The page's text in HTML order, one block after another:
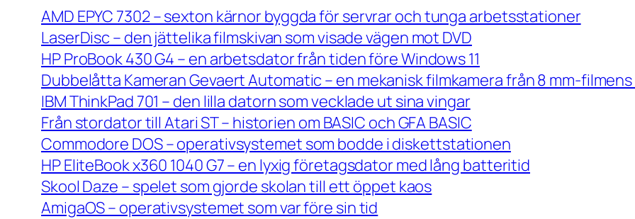
AMD EPYC 7302 – sexton kärnor byggda för servrar och tunga arbetsstationer
LaserDisc – den jättelika filmskivan som visade vägen mot DVD
HP ProBook 430 G4 – en arbetsdator från tiden före Windows 11
Dubbelåtta Kameran Gevaert Automatic – en mekanisk filmkamera från 8 mm-
IBM ThinkPad 701 – den lilla datorn som vecklade ut sina vingar
Från stordator till Atari ST – historien om BASIC och GFA BASIC
Commodore DOS – operativsystemet som bodde i diskettstationen
HP EliteBook x360 1040 G7 – en lyxig företagsdator med lång batteritid
Skool Daze – spelet som gjorde skolan till ett öppet kaos
AmigaOS – operativsystemet som var före sin tid